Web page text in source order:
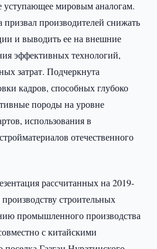
уступающее мировым аналогам.
призвал производителей снижать
и выводить ее на внешние
эффективных технологий,
затрат. Подчеркнута
кадров, способных глубоко
породы на уровне
использования в
отечественного
рассчитанных на 2019-
строительных
промышленного производства
с китайскими